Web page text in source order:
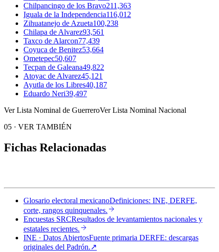
Chilpancingo de los Bravo211,363
Iguala de la Independencia116,012
Zihuatanejo de Azueta100,238
Chilapa de Alvarez93,561
Taxco de Alarcon77,439
Coyuca de Benitez53,664
Ometepec50,607
Tecpan de Galeana49,822
Atoyac de Alvarez45,121
Ayutla de los Libres40,187
Eduardo Neri39,497
Ver Lista Nominal de GuerreroVer Lista Nominal Nacional
05 · VER TAMBIÉN
Fichas Relacionadas
Glosario electoral mexicanoDefiniciones: INE, DERFE,
corte, rangos quinquenales.
Encuestas SRCResultados de levantamientos nacionales y
estatales recientes.
INE · Datos AbiertosFuente primaria DERFE: descargas
originales del Padrón.↗︎